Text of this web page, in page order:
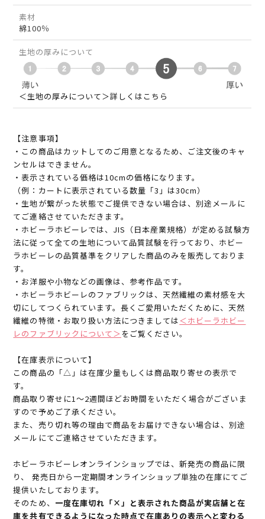
素材
綿100％
生地の厚みについて
＜生地の厚みについて＞詳しくはこちら
【注意事項】
・この商品はカットしてのご用意となるため、ご注文後のキャ
ンセルはできません。
・表示されている価格は10cmの価格になります。
（例：カートに表示されている数量「3」は30cm）
・生地が繋がった状態でご提供できない場合は、別途メールに
てご連絡させていただきます。
・ホビーラホビーレでは、JIS（日本産業規格）が定める試験方
法に従って全ての生地について品質試験を行っており、ホビー
ラホビーレの品質基準をクリアした商品のみを販売しておりま
す。
・お洋服や小物などの画像は、参考作品です。
・ホビーラホビーレのファブリックは、天然繊維の素材感を大
切にしてつくられています。長くご愛用いただくために、天然
繊維の特徴・お取り扱い方法につきましては＜ホビーラホビー
レのファブリックについて＞ をご覧ください。
【在庫表示について】
この商品の「△」は在庫少量もしくは商品取り寄せの表示で
す。
商品取り寄せに1～2週間ほどお時間をいただく場合がございま
すので予めご了承ください。
また、売り切れ等の理由で商品をお届けできない場合は、別途
メールにてご連絡させていただきます。
ホビーラホビーレオンラインショップでは、新発売の商品に限
り、 発売日から一定期間オンラインショップ単独の在庫にてご
提供いたしております。
そのため、 一度在庫切れ「×」と表示された商品が実店舗と在
庫を共有できるようになった時点で在庫ありの表示へと変わる